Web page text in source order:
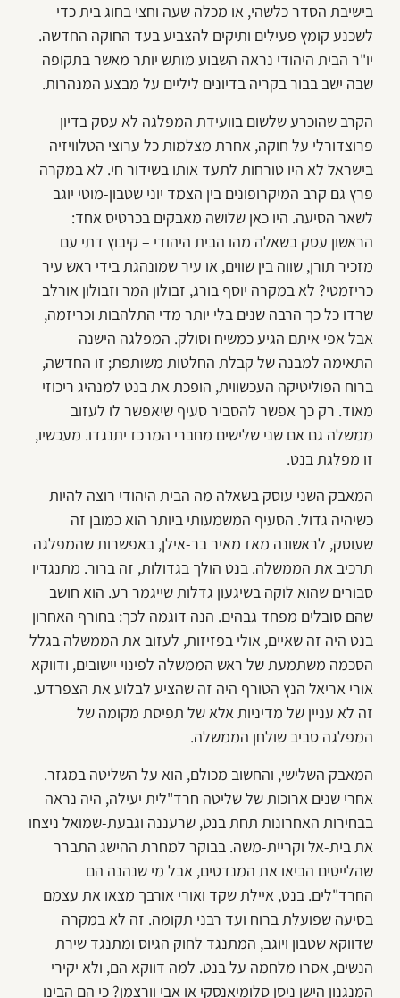
בישיבת הסדר כלשהי, או מכלה שעה וחצי בחוג בית כדי
לשכנע קומץ פעילים ותיקים להצביע בעד החוקה החדשה.
יו"ר הבית היהודי נראה השבוע מותש יותר מאשר בתקופה
שבה ישב בבור בקריה בדיונים ליליים על מבצע המנהרות.
הקרב שהוכרע שלשום בוועידת המפלגה לא עסק בדיון
פרוצדורלי על חוקה, אחרת מצלמות כל ערוצי הטלוויזיה
בישראל לא היו טורחות לתעד אותו בשידור חי. לא במקרה
פרץ גם קרב המיקרופונים בין הצמד יוני שטבון-מוטי יוגב
לשאר הסיעה. היו כאן שלושה מאבקים בכרטיס אחד:
הראשון עסק בשאלה מהו הבית היהודי – קיבוץ דתי עם
מזכיר תורן, שווה בין שווים, או עיר שמונהגת בידי ראש עיר
כריזמטי? לא במקרה יוסף בורג, זבולון המר וזבולון אורלב
שרדו כל כך הרבה שנים בלי יותר מדי התלהבות וכריזמה,
אבל אפי איתם הגיע כמשיח וסולק. המפלגה הישנה
התאימה למבנה של קבלת החלטות משותפת; זו החדשה,
ברוח הפוליטיקה העכשווית, הופכת את בנט למנהיג ריכוזי
מאוד. רק כך אפשר להסביר סעיף שיאפשר לו לעזוב
ממשלה גם אם שני שלישים מחברי המרכז יתנגדו. מעכשיו,
זו מפלגת בנט.
המאבק השני עוסק בשאלה מה הבית היהודי רוצה להיות
כשיהיה גדול. הסעיף המשמעותי ביותר הוא כמובן זה
שעוסק, לראשונה מאז מאיר בר-אילן, באפשרות שהמפלגה
תרכיב את הממשלה. בנט הולך בגדולות, זה ברור. מתנגדיו
סבורים שהוא לוקה בשיגעון גדלות שייגמר רע. הוא חושב
שהם סובלים מפחד גבהים. הנה דוגמה לכך: בחורף האחרון
בנט היה זה שאיים, אולי בפזיזות, לעזוב את הממשלה בגלל
הסכמה משתמעת של ראש הממשלה לפינוי יישובים, ודווקא
אורי אריאל הנץ הטורף היה זה שהציע לבלוע את הצפרדע.
זה לא עניין של מדיניות אלא של תפיסת מקומה של
המפלגה סביב שולחן הממשלה.
המאבק השלישי, והחשוב מכולם, הוא על השליטה במגזר.
אחרי שנים ארוכות של שליטה חרד"לית יעילה, היה נראה
בבחירות האחרונות תחת בנט, שרעננה וגבעת-שמואל ניצחו
את בית-אל וקריית-משה. בבוקר למחרת ההישג התברר
שהלייטים הביאו את המנדטים, אבל מי שנהנה הם
החרד"לים. בנט, איילת שקד ואורי אורבך מצאו את עצמם
בסיעה שפועלת ברוח ועד רבני תקומה. זה לא במקרה
שדווקא שטבון ויוגב, המתנגד לחוק הגיוס ומתנגד שירת
הנשים, אסרו מלחמה על בנט. למה דווקא הם, ולא יקירי
המנגנון הישן ניסן סלומיאנסקי או אבי וורצמן? כי הם הבינו